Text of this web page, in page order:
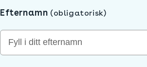
Efternamn (obligatorisk)